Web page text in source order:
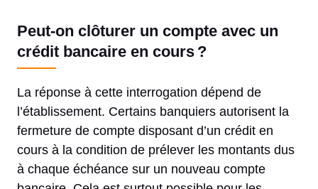
Peut-on clôturer un compte avec un
crédit bancaire en cours ?
La réponse à cette interrogation dépend de
l’établissement. Certains banquiers autorisent la
fermeture de compte disposant d’un crédit en
cours à la condition de prélever les montants dus
à chaque échéance sur un nouveau compte